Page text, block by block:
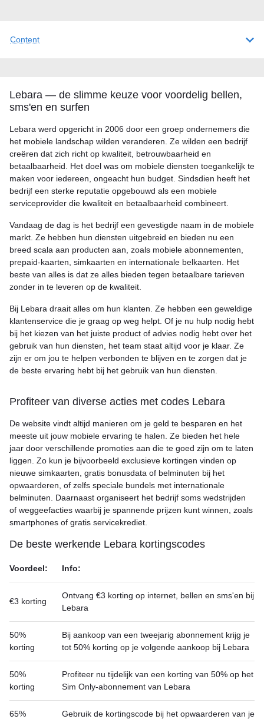
Content
Lebara — de slimme keuze voor voordelig bellen,
sms'en en surfen
Lebara werd opgericht in 2006 door een groep ondernemers die
het mobiele landschap wilden veranderen. Ze wilden een bedrijf
creëren dat zich richt op kwaliteit, betrouwbaarheid en
betaalbaarheid. Het doel was om mobiele diensten toegankelijk te
maken voor iedereen, ongeacht hun budget. Sindsdien heeft het
bedrijf een sterke reputatie opgebouwd als een mobiele
serviceprovider die kwaliteit en betaalbaarheid combineert.
Vandaag de dag is het bedrijf een gevestigde naam in de mobiele
markt. Ze hebben hun diensten uitgebreid en bieden nu een
breed scala aan producten aan, zoals mobiele abonnementen,
prepaid-kaarten, simkaarten en internationale belkaarten. Het
beste van alles is dat ze alles bieden tegen betaalbare tarieven
zonder in te leveren op de kwaliteit.
Bij Lebara draait alles om hun klanten. Ze hebben een geweldige
klantenservice die je graag op weg helpt. Of je nu hulp nodig hebt
bij het kiezen van het juiste product of advies nodig hebt over het
gebruik van hun diensten, het team staat altijd voor je klaar. Ze
zijn er om jou te helpen verbonden te blijven en te zorgen dat je
de beste ervaring hebt bij het gebruik van hun diensten.
Profiteer van diverse acties met codes Lebara
De website vindt altijd manieren om je geld te besparen en het
meeste uit jouw mobiele ervaring te halen. Ze bieden het hele
jaar door verschillende promoties aan die te goed zijn om te laten
liggen. Zo kun je bijvoorbeeld exclusieve kortingen vinden op
nieuwe simkaarten, gratis bonusdata of belminuten bij het
opwaarderen, of zelfs speciale bundels met internationale
belminuten. Daarnaast organiseert het bedrijf soms wedstrijden
of weggeefacties waarbij je spannende prijzen kunt winnen, zoals
smartphones of gratis servicekrediet.
De beste werkende Lebara kortingscodes
Voordeel: Info:
€3 korting
Ontvang €3 korting op internet, bellen en sms'en bij
Lebara
50%
korting
Bij aankoop van een tweejarig abonnement krijg je
tot 50% korting op je volgende aankoop bij Lebara
50%
korting
Profiteer nu tijdelijk van een korting van 50% op het
Sim Only-abonnement van Lebara
65%
Gebruik de kortingscode bij het opwaarderen van je